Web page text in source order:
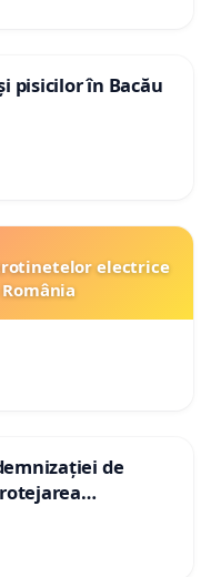
pisicilor în Bacău
electrice
de
asistenții